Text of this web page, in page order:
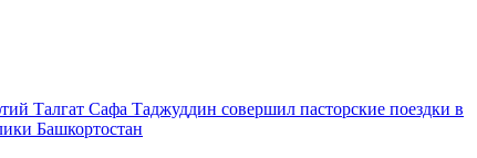
Талгат Сафа Таджуддин совершил пасторские поездки в
Башкортостан